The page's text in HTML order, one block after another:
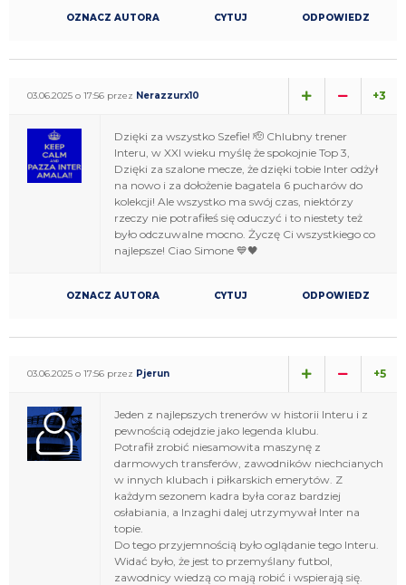
OZNACZ AUTORA CYTUJ ODPOWIEDZ
03.06.2025 o 17:56 przez Nerazzurx10 +3
Dzięki za wszystko Szefie! 🫡 Chlubny trener
Interu, w XXI wieku myślę że spokojnie Top 3,
Dzięki za szalone mecze, że dzięki tobie Inter odżył
na nowo i za dołożenie bagatela 6 pucharów do
kolekcji! Ale wszystko ma swój czas, niektórzy
rzeczy nie potrafiłeś się oduczyć i to niestety też
było odczuwalne mocno. Życzę Ci wszystkiego co
najlepsze! Ciao Simone 💙🖤
OZNACZ AUTORA CYTUJ ODPOWIEDZ
03.06.2025 o 17:56 przez Pjerun +5
Jeden z najlepszych trenerów w historii Interu i z
pewnością odejdzie jako legenda klubu.
Potrafił zrobić niesamowita maszynę z
darmowych transferów, zawodników niechcianych
w innych klubach i piłkarskich emerytów. Z
każdym sezonem kadra była coraz bardziej
osłabiania, a Inzaghi dalej utrzymywał Inter na
topie.
Do tego przyjemnością było oglądanie tego Interu.
Widać było, że jest to przemyślany futbol,
zawodnicy wiedzą co mają robić i wspierają się.